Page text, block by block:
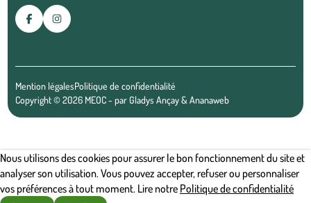
Mention légalesPolitique de confidentialité
Copyright © 2026 MEOC - parGladys Ançay&Ananaweb
Nous utilisons des cookies pour assurer le bon fonctionnement du site et
analyser son utilisation. Vous pouvez accepter, refuser ou personnaliser
vos préférences à tout moment. Lire notre Politique de confidentialité